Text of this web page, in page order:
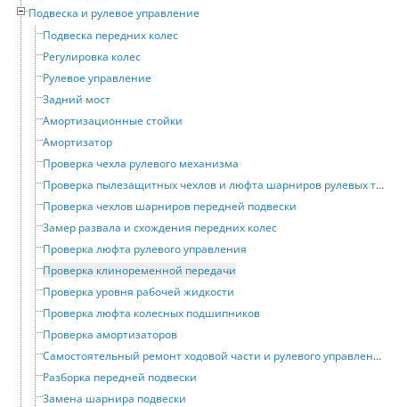
Подвеска и рулевое управление
Подвеска передних колес
Регулировка колес
Рулевое управление
Задний мост
Амортизационные стойки
Амортизатор
Проверка чехла рулевого механизма
Проверка пылезащитных чехлов и люфта шарниров рулевых тяг
Проверка чехлов шарниров передней подвески
Замер развала и схождения передних колес
Проверка люфта рулевого управления
Проверка клиноременной передачи
Проверка уровня рабочей жидкости
Проверка люфта колесных подшипников
Проверка амортизаторов
Самостоятельный ремонт ходовой части и рулевого управления
Разборка передней подвески
Замена шарнира подвески